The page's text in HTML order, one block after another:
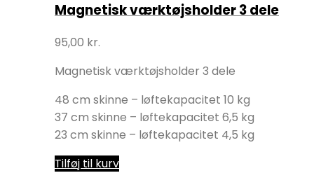
Magnetisk værktøjsholder 3 dele
95,00 kr.
Magnetisk værktøjsholder 3 dele
48 cm skinne – løftekapacitet 10 kg
37 cm skinne – løftekapacitet 6,5 kg
23 cm skinne – løftekapacitet 4,5 kg
Tilføj til kurv